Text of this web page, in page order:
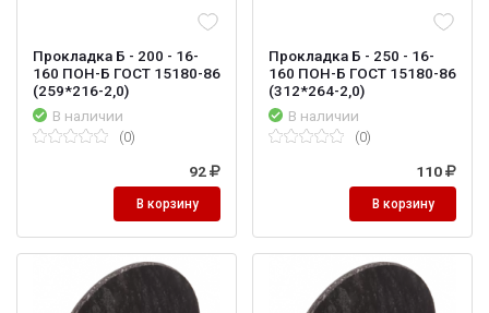
Прокладка Б - 200 - 16-
160 ПОН-Б ГОСТ 15180-86
(259*216-2,0)
В наличии
(0)
92
В корзину
Прокладка Б - 250 - 16-
160 ПОН-Б ГОСТ 15180-86
(312*264-2,0)
В наличии
(0)
110
В корзину